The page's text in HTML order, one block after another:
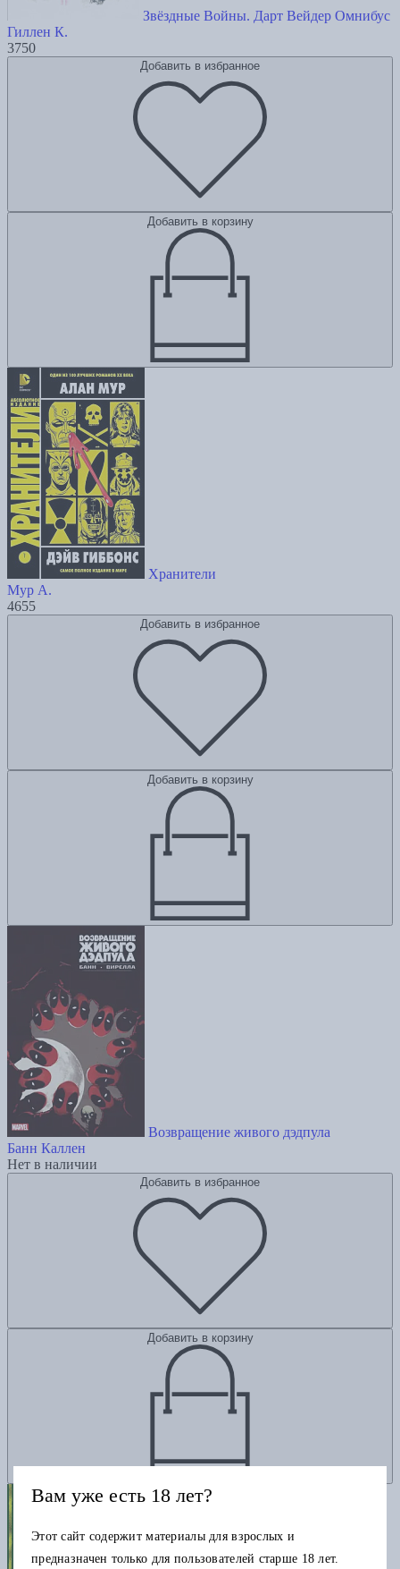
Звёздные Войны. Дарт Вейдер Омнибус
Гиллен К.
3750
Добавить в избранное
Добавить в корзину
Хранители
Мур А.
4655
Добавить в избранное
Добавить в корзину
Возвращение живого дэдпула
Банн Каллен
Нет в наличии
Добавить в избранное
Добавить в корзину
Вам уже есть 18 лет?
Этот сайт содержит материалы для взрослых и
предназначен только для пользователей старше 18 лет.